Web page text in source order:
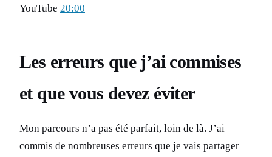
YouTube 20:00
Les erreurs que j’ai commises
et que vous devez éviter
Mon parcours n’a pas été parfait, loin de là. J’ai
commis de nombreuses erreurs que je vais partager